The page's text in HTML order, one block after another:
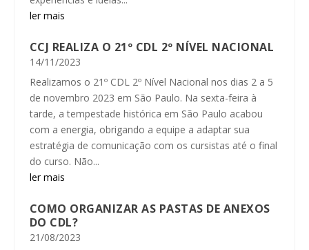
ler mais
CCJ REALIZA O 21º CDL 2º NÍVEL NACIONAL
14/11/2023
Realizamos o 21º CDL 2º Nível Nacional nos dias 2 a 5
de novembro 2023 em São Paulo. Na sexta-feira à
tarde, a tempestade histórica em São Paulo acabou
com a energia, obrigando a equipe a adaptar sua
estratégia de comunicação com os cursistas até o final
do curso. Não...
ler mais
COMO ORGANIZAR AS PASTAS DE ANEXOS
DO CDL?
21/08/2023